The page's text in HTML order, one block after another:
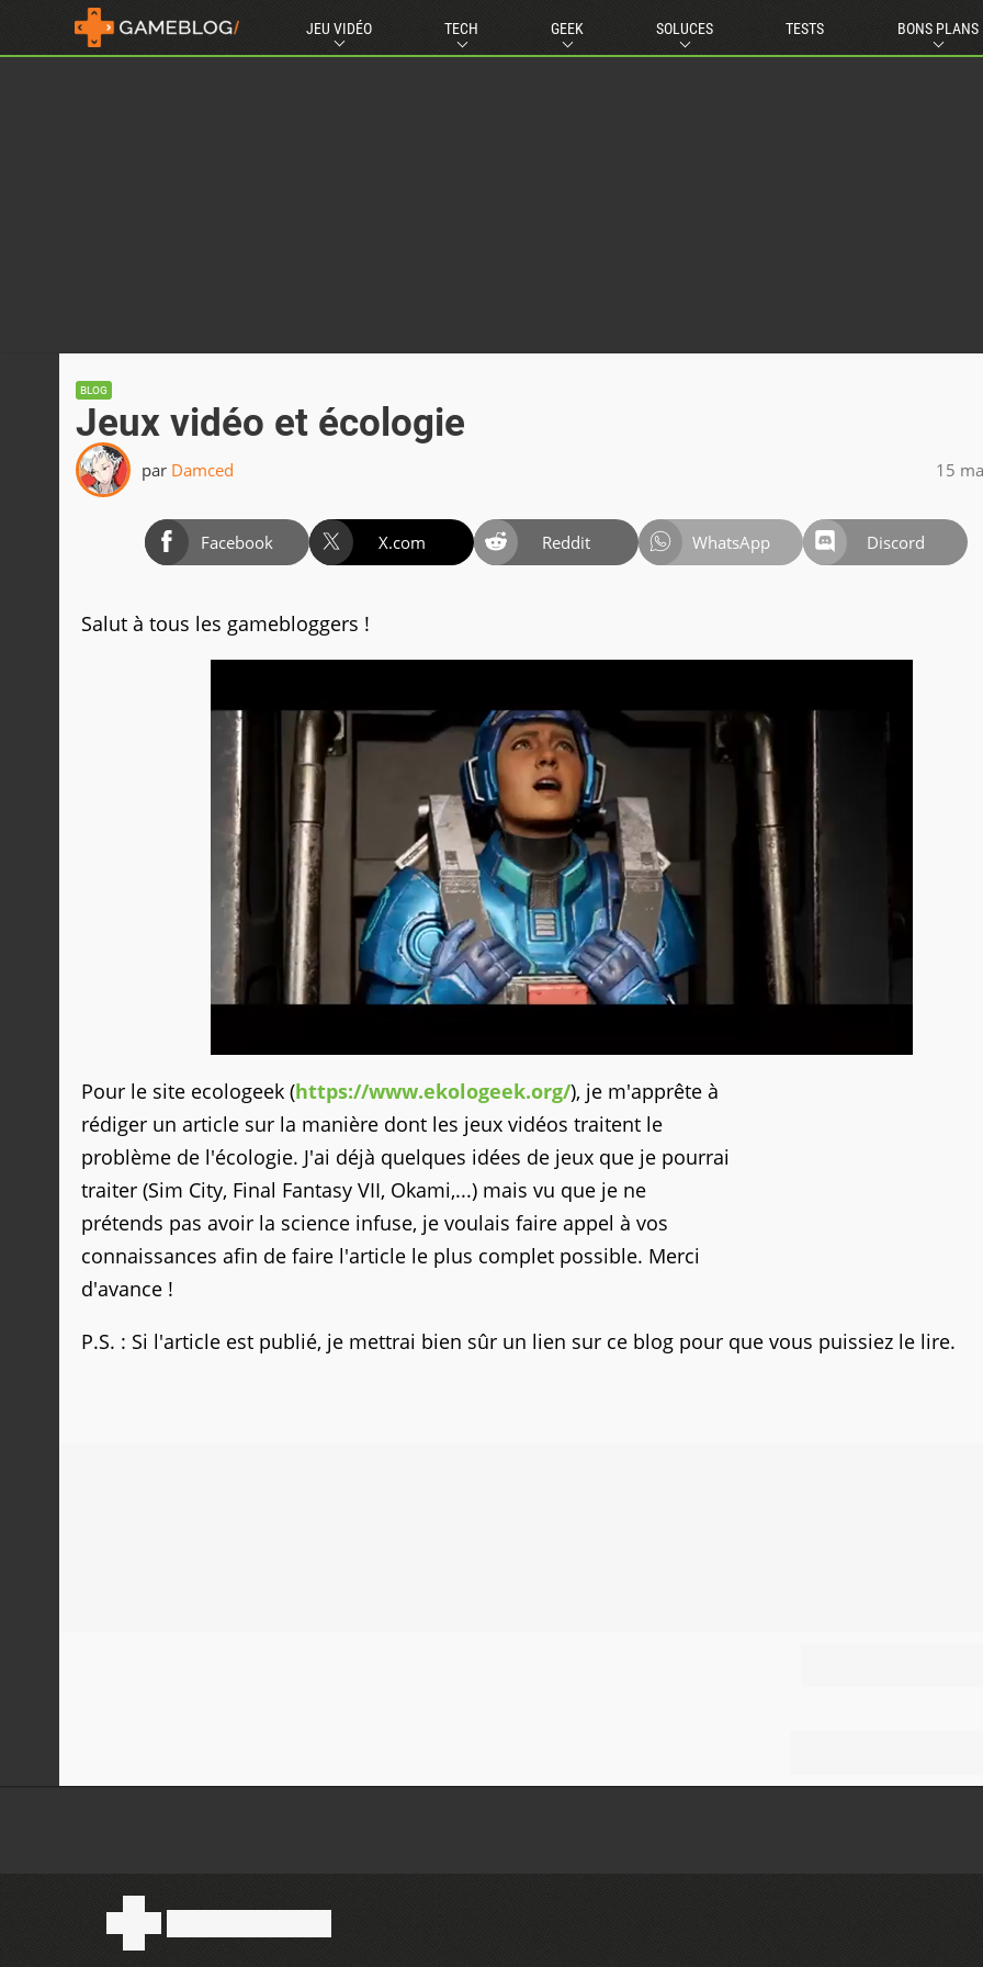
JEU VIDÉO TECH GEEK SOLUCES TESTS BONS PLANS
BLOG
Jeux vidéo et écologie
par Damced 15
Facebook X.com Reddit WhatsApp Discord
Salut à tous les gamebloggers !
Pour le site ecologeek (https://www.ekologeek.org/), je m'apprête à
rédiger un article sur la manière dont les jeux vidéos traitent le
problème de l'écologie. J'ai déjà quelques idées de jeux que je pourrai
traiter (Sim City, Final Fantasy VII, Okami,...) mais vu que je ne
prétends pas avoir la science infuse, je voulais faire appel à vos
connaissances afin de faire l'article le plus complet possible. Merci
d'avance !
P.S. : Si l'article est publié, je mettrai bien sûr un lien sur ce blog pour que vous puissiez le lire.